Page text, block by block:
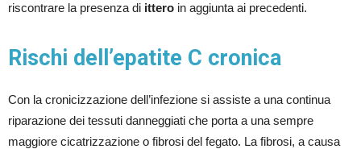
riscontrare la presenza di ittero in aggiunta ai precedenti.
Rischi dell’epatite C cronica
Con la cronicizzazione dell’infezione si assiste a una continua
riparazione dei tessuti danneggiati che porta a una sempre
maggiore cicatrizzazione o fibrosi del fegato. La fibrosi, a causa